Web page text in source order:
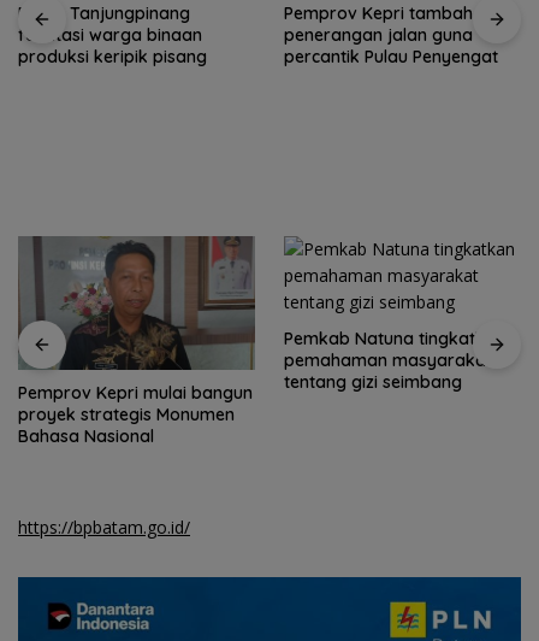
Rutan Tanjungpinang
fasilitasi warga binaan
produksi keripik pisang
Pemprov Kepri tambah
penerangan jalan guna
percantik Pulau Penyengat
Pemprov Kepri mulai bangun
proyek strategis Monumen
Bahasa Nasional
Pemkab Natuna tingkatkan
pemahaman masyarakat
tentang gizi seimbang
https://bpbatam.go.id/